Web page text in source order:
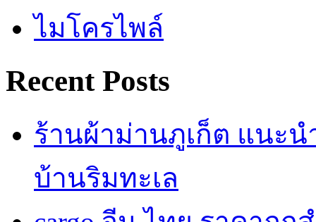
ไมโครไพล์
Recent Posts
ร้านผ้าม่านภูเก็ต แนะ
บ้านริมทะเล